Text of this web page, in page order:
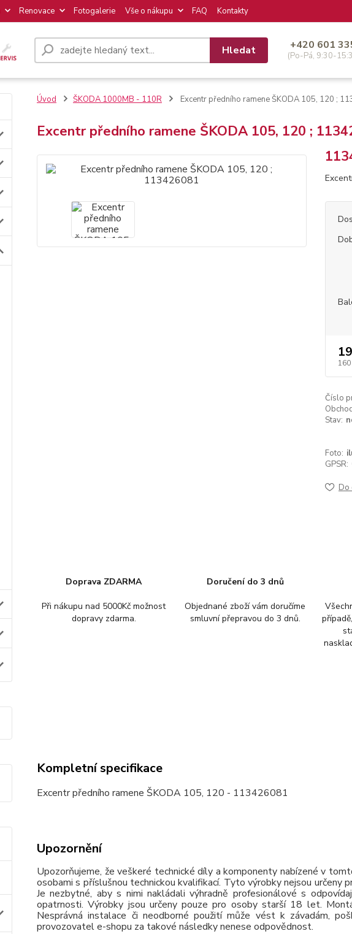
Renovace Fotogalerie Vše o nákupu FAQ Kontakty
Hledat +420 601
(Po-Pá, 9:30-
Úvod ŠKODA 1000MB - 110R Excentr předního ramene ŠKODA 105, 120 ;
Excentr předního ramene ŠKODA 105, 120 ;
160
Číslo
Stav:
Foto:
GPSR:
Do
Doprava ZDARMA
Při nákupu nad 5000Kč možnost
dopravy zdarma.
Doručení do 3 dnů
Objednané zboží vám doručíme
smluvní přepravou do 3 dnů.
Kompletní specifikace
Excentr předního ramene ŠKODA 105, 120 - 113426081
Upozornění
Upozorňujeme, že veškeré technické díly a komponenty nabízené v
osobami s příslušnou technickou kvalifikací. Tyto výrobky nejsou určeny
Je nezbytné, aby s nimi nakládali výhradně profesionálové s
opatrnosti. Výrobky jsou určeny pouze pro osoby starší 18 let.
Nesprávná instalace či neodborné použití může vést k závadám,
provozovatel e-shopu za takové následky nenese odpovědnost.